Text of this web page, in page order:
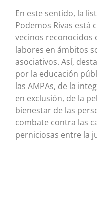
En este sentido, la
Podemos Rivas está
vecinos reconocidos
labores en ámbitos
asociativos. Así,
por la educación
las AMPAs, de la
en exclusión, de la
bienestar de las
combate contra las
perniciosas entre la